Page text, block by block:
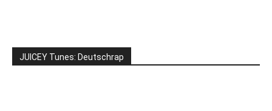
JUICEY Tunes: Deutschrap